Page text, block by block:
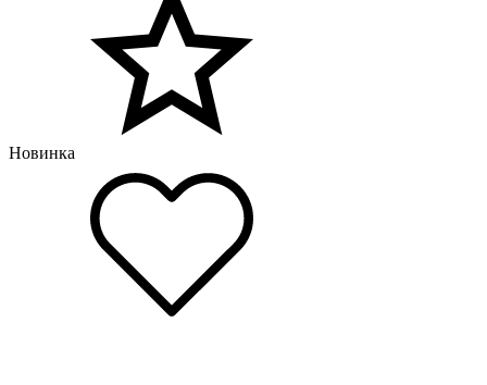
Новинка